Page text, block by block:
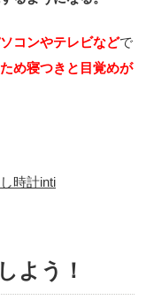
コンやテレビなどで
め寝つきと目覚めが
時計inti
よう！